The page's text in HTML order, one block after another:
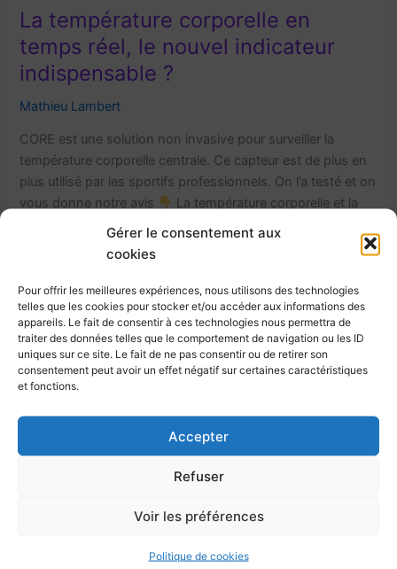
Gérer le consentement aux
cookies
Pour offrir les meilleures expériences, nous utilisons des technologies
telles que les cookies pour stocker et/ou accéder aux informations des
appareils. Le fait de consentir à ces technologies nous permettra de
traiter des données telles que le comportement de navigation ou les ID
uniques sur ce site. Le fait de ne pas consentir ou de retirer son
consentement peut avoir un effet négatif sur certaines caractéristiques
et fonctions.
Accepter
Refuser
Voir les préférences
Politique de cookies
La température corporelle en
temps réel, le nouvel indicateur
indispensable ?
Mathieu Lambert
CORE est une solution non invasive pour surveiller la
température corporelle centrale. Ce capteur est de plus en
plus utilisé par les sportifs professionnels. On l’a testé et on
vous donne notre avis
La température corporelle et la
performance Au repos, la température corporelle centrale
normale se situe entre 36,1 °C et 37,8 °C. Cependant,
La
température
corporelle
en
temps
réel,
nouvel
Lire la suite »